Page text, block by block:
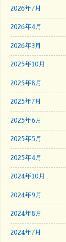
2026年7月
2026年4月
2026年3月
2025年10月
2025年8月
2025年7月
2025年6月
2025年5月
2025年4月
2024年10月
2024年9月
2024年8月
2024年7月